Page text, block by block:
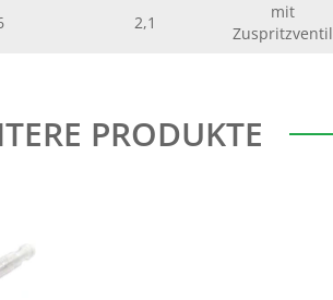
2,1
mit
Zuspritzventil
PRODUKTE